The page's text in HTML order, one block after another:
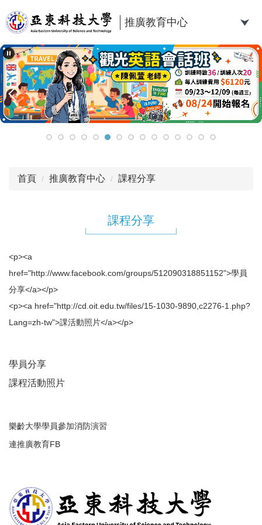
到
主
要
內
容
區
推廣教育中心
首頁 推廣教育中心 課程分享
課程分享
<p><a
href="http://www.facebook.com/groups/512090318851152">學員
分享</a></p>
<p><a href="http://cd.oit.edu.tw/files/15-1030-9890,c2276-1.php?
Lang=zh-tw">課活動照片</a></p>
學員分享
課程活動照片
樂齡大學學員參加消防演習
連推廣教育FB